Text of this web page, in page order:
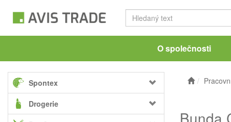
O společnosti
Spontex
Drogerie
Bunda